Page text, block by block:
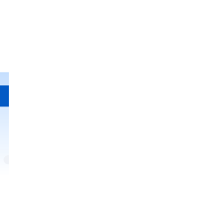
in contanti e altri mezzi di